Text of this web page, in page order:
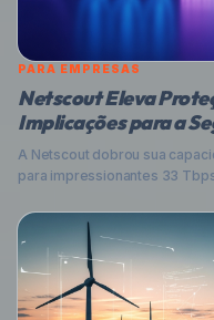
PARA EMPRESAS
Netscout Eleva
Implicações para a
no Brasil
A Netscout dobrou sua
para impressionantes 33
dos ataques DDoS, e como
cenário de ciberameaças